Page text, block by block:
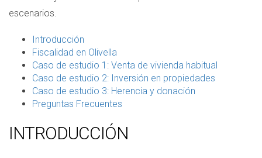
escenarios.
Introducción
Fiscalidad en Olivella
Caso de estudio 1: Venta de vivienda habitual
Caso de estudio 2: Inversión en propiedades
Caso de estudio 3: Herencia y donación
Preguntas Frecuentes
INTRODUCCIÓN